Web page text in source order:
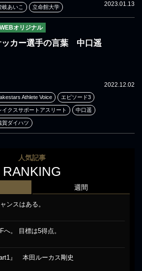
2023.01.13
岐あいこ 立命館大学
オリジナル
ッカー選手の言葉 中口遥
2022.12.02
Athlete Voice エピソード3
イクスサポートアスリート 中口遥
賀ダイハツ
人気記事
RANKING
ンスはある。
へ。 目標は5得点。
』 本田ルーカス剛史
週間